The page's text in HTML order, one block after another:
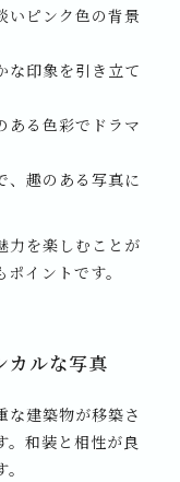
いピンク色の背景
な印象を引き立て
ある色彩でドラマ
、趣のある写真に
力を楽しむことが
イントです。
カルな写真
な建築物が移築さ
。和装と相性が良